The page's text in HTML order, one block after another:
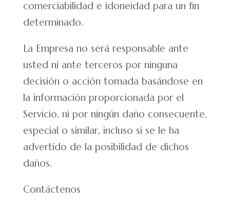
comerciabilidad e idoneidad para un fin
determinado.
La Empresa no será responsable ante
usted ni ante terceros por ninguna
decisión o acción tomada basándose en
la información proporcionada por el
Servicio, ni por ningún daño consecuente,
especial o similar, incluso si se le ha
advertido de la posibilidad de dichos
daños.
Contáctenos